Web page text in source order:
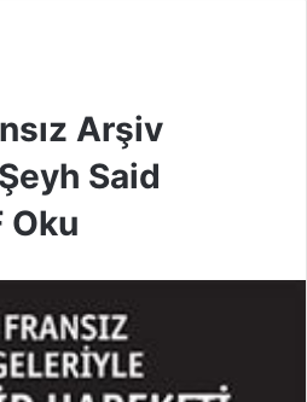
Arşiv
Said
Oku